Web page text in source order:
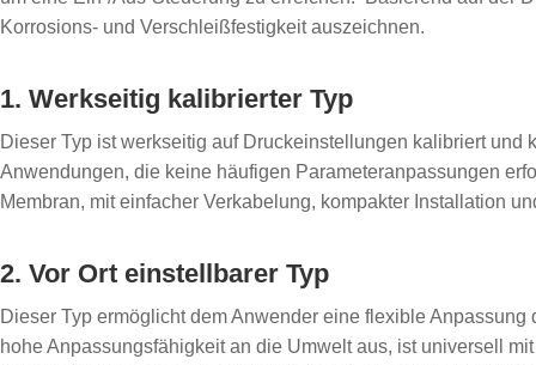
Korrosions- und Verschleißfestigkeit auszeichnen.
1. Werkseitig kalibrierter Typ
Dieser Typ ist werkseitig auf Druckeinstellungen kalibriert
Anwendungen, die keine häufigen Parameteranpassungen
Membran, mit einfacher Verkabelung, kompakter Installation
2. Vor Ort einstellbarer Typ
Dieser Typ ermöglicht dem Anwender eine flexible
hohe Anpassungsfähigkeit an die Umwelt aus, ist universell